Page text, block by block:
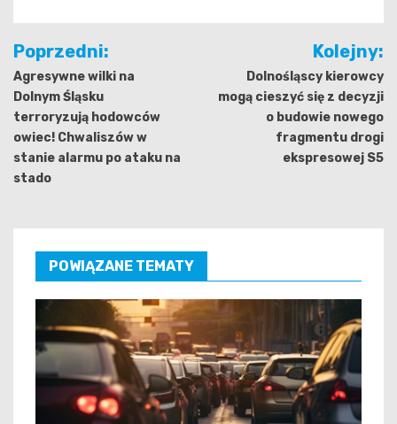
Nawigacja
wpisu
Poprzedni:
Agresywne wilki na
Dolnym Śląsku
terroryzują hodowców
owiec! Chwaliszów w
stanie alarmu po ataku na
stado
Kolejny:
Dolnośląscy kierowcy
mogą cieszyć się z decyzji
o budowie nowego
fragmentu drogi
ekspresowej S5
POWIĄZANE TEMATY